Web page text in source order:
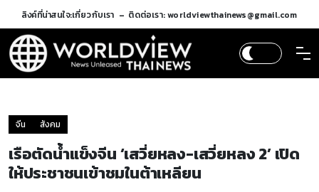
ลิงค์ที่น่าสนใจ:เกี่ยวกับเรา ติดต่อเรา: worldviewthainews@gmail.com
จีน สังคม
เรือตัดน้ำแข็งจีน ‘เสวี่ยหลง-เสวี่ยหลง 2’ เปิด
ให้ประชาชนเข้าชมในต้าเหลียน